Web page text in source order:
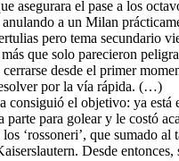
asegurara el pase a los
a un Milan
pero tema secundario
que solo parecieron
desde el primer
por la vía rápida. (…)
consiguió el objetivo: ya
para golear y le costó
‘rossoneri’, que sumado
Desde